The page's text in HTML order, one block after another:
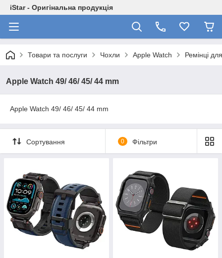
iStar - Оригінальна продукція
Товари та послуги Чохли Apple Watch Ремінці
Apple Watch 49/ 46/ 45/ 44 mm
Apple Watch 49/ 46/ 45/ 44 mm
Сортування 0 Фільтри